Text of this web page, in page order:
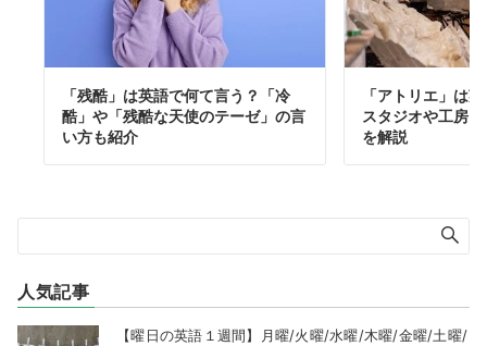
「残酷」は英語で何て言う？「冷
酷」や「残酷な天使のテーゼ」の言
い方も紹介
「アトリエ」は
スタジオや工房
を解説
人気記事
【曜日の英語１週間】月曜/火曜/水曜/木曜/金曜/土曜/